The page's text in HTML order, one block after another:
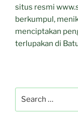
situs resmi
berkumpul,
menciptakan
terlupakan di